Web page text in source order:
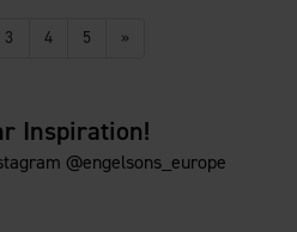
3 4 5 »
Inspiration!
@engelsons_europe